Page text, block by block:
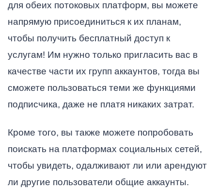
для обеих потоковых платформ, вы можете
напрямую присоединиться к их планам,
чтобы получить бесплатный доступ к
услугам! Им нужно только пригласить вас в
качестве части их групп аккаунтов, тогда вы
сможете пользоваться теми же функциями
подписчика, даже не платя никаких затрат.
Кроме того, вы также можете попробовать
поискать на платформах социальных сетей,
чтобы увидеть, одалживают ли или арендуют
ли другие пользователи общие аккаунты.